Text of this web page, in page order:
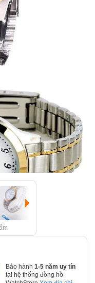
Bảo hành 1-5 năm uy tín
tại hệ thống đồng hồ